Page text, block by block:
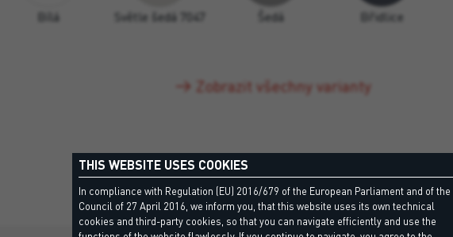
Bílá Světle šedá 7047 Šedá Břidlice
Zobrazit všechny varianty
THIS WEBSITE USES COOKIES
In compliance with Regulation (EU) 2016/679 of the European Parliament and of the
Council of 27 April 2016, we inform you, that this website uses its own technical
cookies and third-party cookies, so that you can navigate efficiently and use the